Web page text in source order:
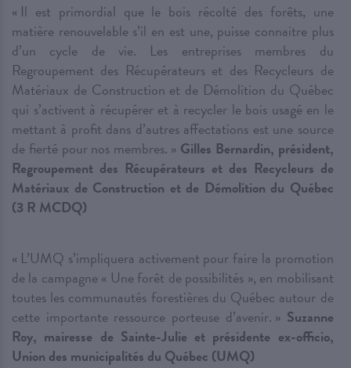
« Il est primordial que le bois récolté des forêts, une
matière renouvelable s’il en est une, puisse connaitre plus
d’un cycle de vie. Les entreprises membres du
Regroupement des Récupérateurs et des Recycleurs de
Matériaux de Construction et de Démolition du Québec
qui s’activent à récupérer et à recycler le bois usagé en le
mettant à profit dans d’autres affectations est une source
de fierté pour nos membres. » Gilles Bernardin, président,
Regroupement des Récupérateurs et des Recycleurs de
Matériaux de Construction et de Démolition du Québec
(3 R MCDQ)
« L’UMQ s’impliquera activement pour faire la promotion
de la campagne « Une forêt de possibilités », en mobilisant
toutes les communautés forestières du Québec autour de
cette importante ressource porteuse d’avenir. » Suzanne
Roy, mairesse de Sainte-Julie et présidente ex-officio,
Union des municipalités du Québec (UMQ)